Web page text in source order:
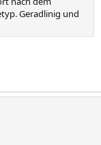
Geradlinig und